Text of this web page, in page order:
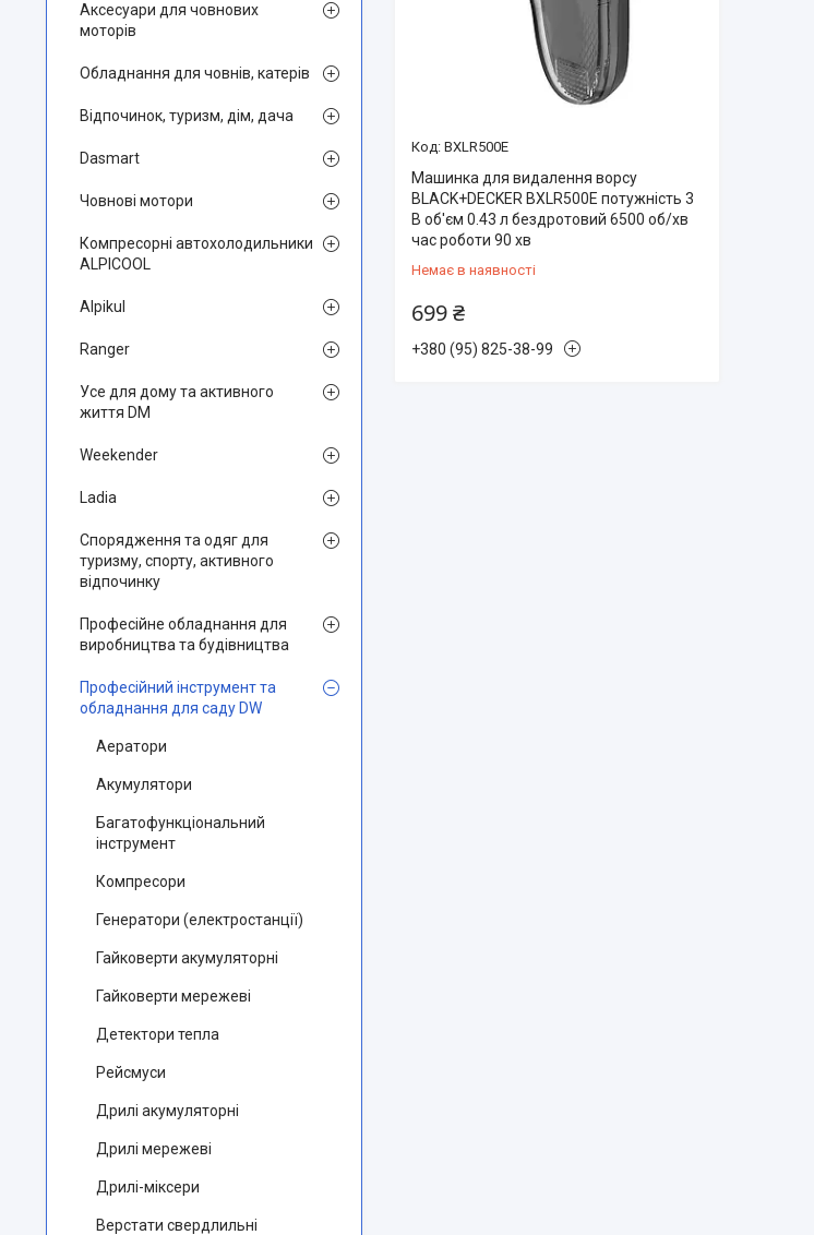
BXLR500E
Машинка для видалення ворсу
BLACK+DECKER BXLR500E потужність 3
В об'єм 0.43 л бездротовий 6500 об/хв
час роботи 90 хв
Немає в наявності
699 ₴
+380 (95) 825-38-99
Аксесуари для човнових
моторів
Обладнання для човнів, катерів
Відпочинок, туризм, дім, дача
Dasmart
Човнові мотори
Компресорні автохолодильники
ALPICOOL
Alpikul
Ranger
Усе для дому та активного
життя DM
Weekender
Ladia
Спорядження та одяг для
туризму, спорту, активного
відпочинку
Професійне обладнання для
виробництва та будівництва
Професійний інструмент та
обладнання для саду DW
Аератори
Акумулятори
Багатофункціональний
інструмент
Компресори
Генератори (електростанції)
Гайковерти акумуляторні
Гайковерти мережеві
Детектори тепла
Рейсмуси
Дрилі акумуляторні
Дрилі мережеві
Дрилі-міксери
Верстати свердлильні